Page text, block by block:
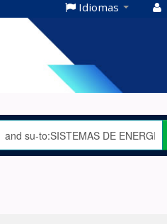
Idiomas